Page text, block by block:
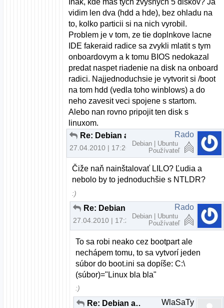
vidim len dva (hdd a hde), bez ohladu na
to, kolko particii si na nich vyrobil.
Problem je v tom, ze tie doplnkove lacne
IDE fakeraid radice sa zvykli mlatit s tym
onboardovym a k tomu BIOS nedokazal
predat naspet riadenie na disk na onboard
radici. Najjednoduchsie je vytvorit si /boot
na tom hdd (vedla toho winblows) a do
neho zavesit veci spojene s startom.
Alebo nan rovno pripojit ten disk s
linuxom.
27.04.2010 | 17:26
Rado
Debian | Ubuntu
Používateľ
Čiže naň nainštalovať LILO? Ľudia a
nebolo by to jednoduchšie s NTLDR?
:)
27.04.2010 | 17:29
Rado
Debian | Ubuntu
Používateľ
To sa robi neako cez bootpart ale
nechápem tomu, to sa vytvorí jeden
súbor do boot.ini sa dopíše: C:\
(súbor)="Linux bla bla"
:)
Re: Debian a Windows XP cez LILO WlaSaTy